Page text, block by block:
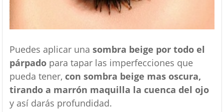
Puedes aplicar una sombra beige por todo el
párpadopara tapar las imperfecciones que
pueda tener, con sombra beige mas oscura,
tirando a marrón maquilla la cuenca del ojo
y así darás profundidad.